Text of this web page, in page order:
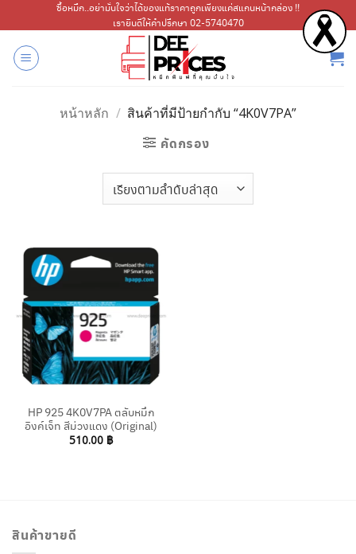
ไป
เนื้อหา
ซื้อหมึก..อย่ามั่นใจว่าได้ของแท้ราคาถูกเพียงแค่สแกนหน้ากล่อง !!
เรายินดีให้คำปรึกษา 02-5740470
หน้าหลัก / สินค้าที่มีป้ายกำกับ “4K0V7PA”
คัดกรอง
HP 925 4K0V7PA ตลับหมึก
อิงค์เจ็ท สีม่วงแดง (Original)
510.00 ฿
สินค้าขายดี